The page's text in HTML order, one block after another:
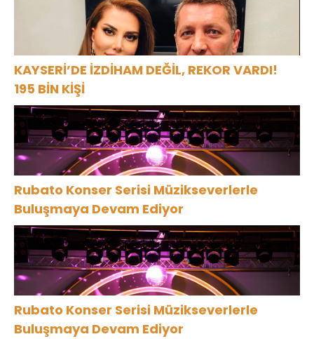
KAYSERİ’DE İZDİHAM DEĞİL, REKOR VARDI!
195 BİN KİŞİ
Rubato Konser Serisi Müzikseverlerle
Buluşmaya Devam Ediyor
Rubato Konser Serisi Müzikseverlerle
Buluşmaya Devam Ediyor